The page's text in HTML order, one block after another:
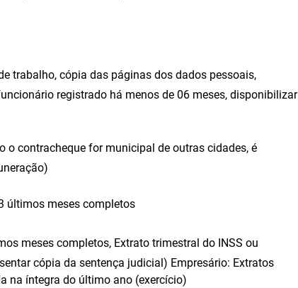
trabalho, cópia das páginas dos dados pessoais,
registrado há menos de 06 meses, disponibilizar
o contracheque for municipal de outras cidades, é
últimos meses completos
meses completos, Extrato trimestral do INSS ou
cópia da sentença judicial) Empresário: Extratos
na íntegra do último ano (exercício)